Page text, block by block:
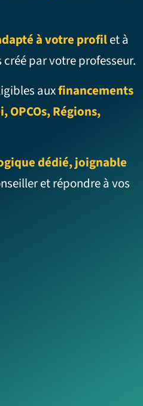
à votre profilet à
par votre professeur.
auxfinancements
OPCOs, Régions,
dédié, joignable
et répondre à vos